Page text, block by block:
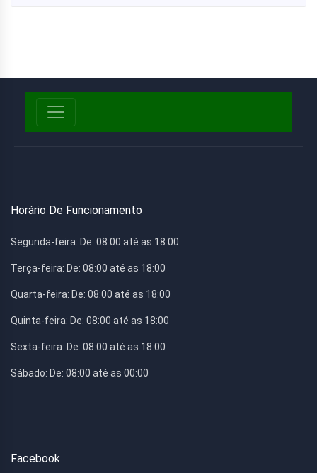
Horário De Funcionamento
Segunda-feira: De: 08:00 até as 18:00
Terça-feira: De: 08:00 até as 18:00
Quarta-feira: De: 08:00 até as 18:00
Quinta-feira: De: 08:00 até as 18:00
Sexta-feira: De: 08:00 até as 18:00
Sábado: De: 08:00 até as 00:00
Facebook